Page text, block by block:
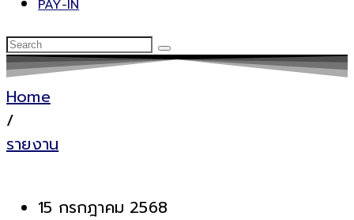
PAY-IN
Home
/
รายงาน
15 กรกฎาคม 2568